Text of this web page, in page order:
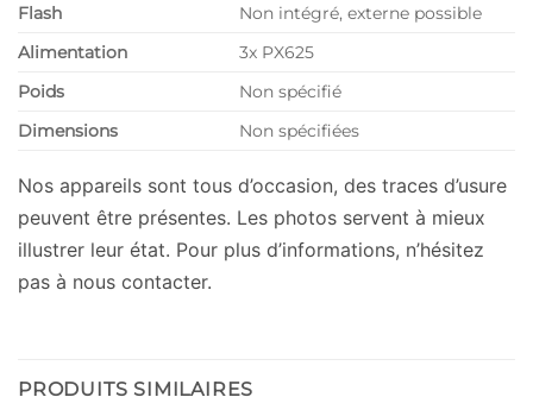
Flash
Non intégré, externe possible
Alimentation
3x PX625
Poids
Non spécifié
Dimensions
Non spécifiées
Nos appareils sont tous d’occasion, des traces d’usure
peuvent être présentes. Les photos servent à mieux
illustrer leur état. Pour plus d’informations, n’hésitez
pas à nous contacter.
PRODUITS SIMILAIRES